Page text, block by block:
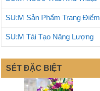
SU:M Sản Phẩm Trang Điểm
SU:M Tái Tạo Năng Lượng
SÉT ĐẶC BIỆT